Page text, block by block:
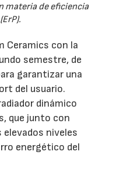
materia de eficiencia
Ceramics con la
semestre, de
garantizar una
del usuario.
dinámico
que junto con
niveles
energético del